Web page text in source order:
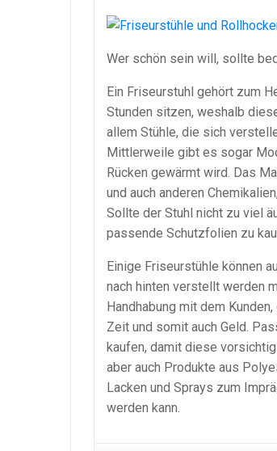
Wer schön sein will, sollte
Ein Friseurstuhl gehört zum
Stunden sitzen, weshalb
allem Stühle, die sich
Mittlerweile gibt es sogar
Rücken gewärmt wird. Das
und auch anderen
Sollte der Stuhl nicht zu viel
passende Schutzfolien zu
Einige Friseurstühle können
nach hinten verstellt werden
Handhabung mit dem
Zeit und somit auch Geld.
kaufen, damit diese
aber auch Produkte aus
Lacken und Sprays zum
werden kann.